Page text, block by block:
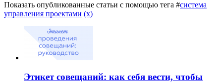
Показать опубликованные статьи с помощью тега #система
управления проектами (x)
Этикет совещаний: как себя вести, чтобы